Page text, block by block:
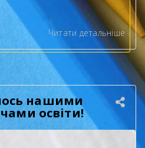
Читати детальніше
нашими
освіти!